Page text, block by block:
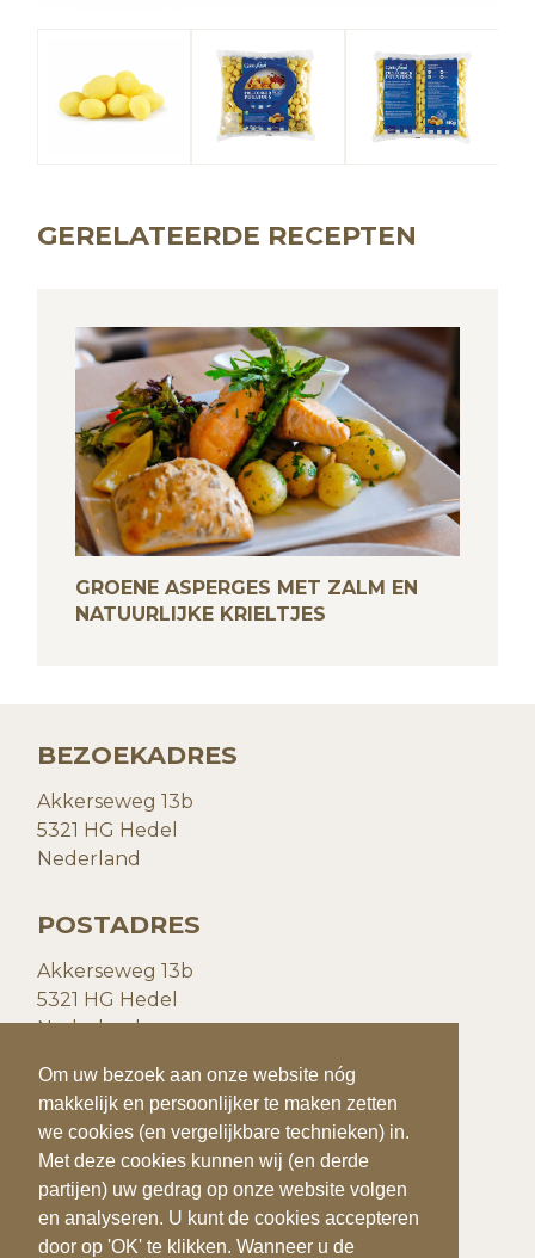
Om uw bezoek aan onze website nóg
makkelijk en persoonlijker te maken zetten
we cookies (en vergelijkbare technieken) in.
Met deze cookies kunnen wij (en derde
partijen) uw gedrag op onze website volgen
en analyseren. U kunt de cookies accepteren
door op 'OK' te klikken. Wanneer u de
Om uw bezoek aan onze website nóg
makkelijk en persoonlijker te maken zetten
we cookies (en vergelijkbare technieken) in.
Met deze cookies kunnen wij (en derde
partijen) uw gedrag op onze website volgen
en analyseren. U kunt de cookies accepteren
door op 'OK' te klikken. Wanneer u de
GERELATEERDE RECEPTEN
GROENE ASPERGES MET ZALM EN
NATUURLIJKE KRIELTJES
BEZOEKADRES
Akkerseweg 13b
5321 HG Hedel
Nederland
POSTADRES
Akkerseweg 13b
5321 HG Hedel
Nederland
CONTACTGEGEVENS
T:+31(0)73 599 20 93
E:info@quiks.nl